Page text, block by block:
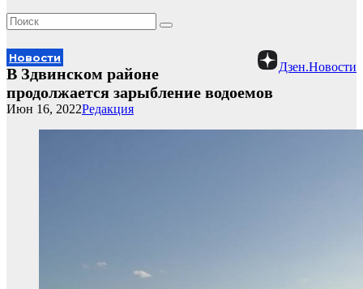
Дзен.Новости
Новости
В Здвинском районе
продолжается зарыбление водоемов
Редакция
Июн 16, 2022